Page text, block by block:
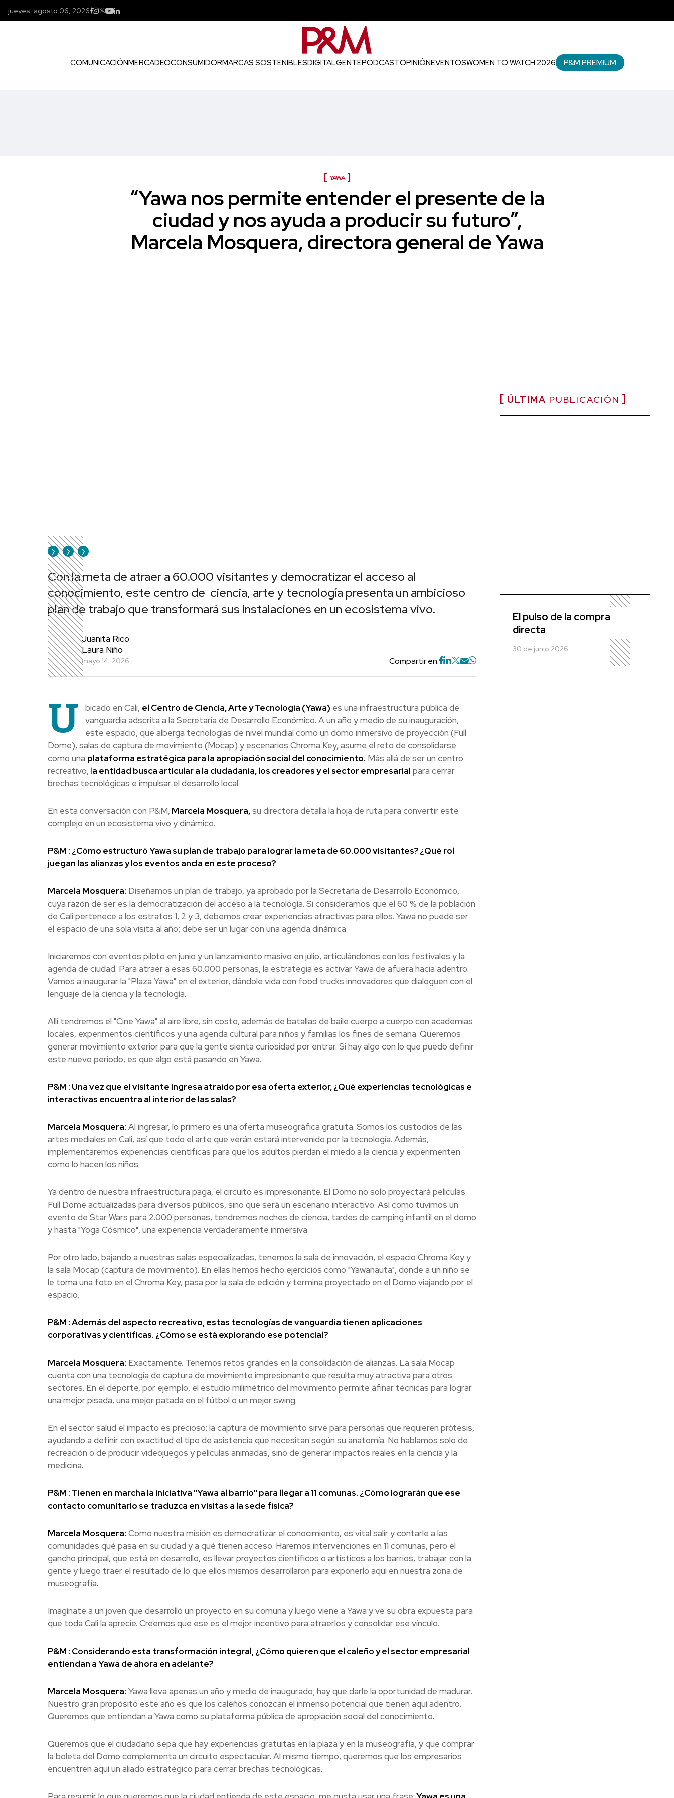
jueves, agosto 06, 2026
COMUNICACIÓNMERCADEOCONSUMIDORMARCAS SOSTENIBLESDIGITALGENTEPODCASTOPINIÓNEVENTOSWOMEN TO WATCH 2026 P&M PREMIUM
YAWA
“Yawa nos permite entender el presente de la
ciudad y nos ayuda a producir su futuro”,
Marcela Mosquera, directora general de Yawa
Con la meta de atraer a 60.000 visitantes y democratizar el acceso al
conocimiento, este centro de ciencia, arte y tecnología presenta un ambicioso
plan de trabajo que transformará sus instalaciones en un ecosistema vivo.
Juanita Rico
Laura Niño
mayo 14, 2026 Compartir en:
U bicado en Cali, el Centro de Ciencia, Arte y Tecnología (Yawa) es una infraestructura pública de
vanguardia adscrita a la Secretaría de Desarrollo Económico. A un año y medio de su inauguración,
este espacio, que alberga tecnologías de nivel mundial como un domo inmersivo de proyección (Full
Dome), salas de captura de movimiento (Mocap) y escenarios Chroma Key, asume el reto de consolidarse
como una plataforma estratégica para la apropiación social del conocimiento. Más allá de ser un centro
recreativo, la entidad busca articular a la ciudadanía, los creadores y el sector empresarial para cerrar
brechas tecnológicas e impulsar el desarrollo local.
En esta conversación con P&M, Marcela Mosquera,su directora detalla la hoja de ruta para convertir este
complejo en un ecosistema vivo y dinámico.
P&M : ¿Cómo estructuró Yawa su plan de trabajo para lograr la meta de 60.000 visitantes? ¿Qué rol
juegan las alianzas y los eventos ancla en este proceso?
Marcela Mosquera: Diseñamos un plan de trabajo, ya aprobado por la Secretaría de Desarrollo Económico,
cuya razón de ser es la democratización del acceso a la tecnología. Si consideramos que el 60 % de la población
de Cali pertenece a los estratos 1, 2 y 3, debemos crear experiencias atractivas para ellos. Yawa no puede ser
el espacio de una sola visita al año; debe ser un lugar con una agenda dinámica.
Iniciaremos con eventos piloto en junio y un lanzamiento masivo en julio, articulándonos con los festivales y la
agenda de ciudad. Para atraer a esas 60.000 personas, la estrategia es activar Yawa de afuera hacia adentro.
Vamos a inaugurar la "Plaza Yawa" en el exterior, dándole vida con food trucks innovadores que dialoguen con el
lenguaje de la ciencia y la tecnología.
Allí tendremos el "Cine Yawa" al aire libre, sin costo, además de batallas de baile cuerpo a cuerpo con academias
locales, experimentos científicos y una agenda cultural para niños y familias los fines de semana. Queremos
generar movimiento exterior para que la gente sienta curiosidad por entrar. Si hay algo con lo que puedo definir
este nuevo periodo, es que algo está pasando en Yawa.
P&M : Una vez que el visitante ingresa atraído por esa oferta exterior, ¿Qué experiencias tecnológicas e
interactivas encuentra al interior de las salas?
Marcela Mosquera: Al ingresar, lo primero es una oferta museográfica gratuita. Somos los custodios de las
artes mediales en Cali, así que todo el arte que verán estará intervenido por la tecnología. Además,
implementaremos experiencias científicas para que los adultos pierdan el miedo a la ciencia y experimenten
como lo hacen los niños.
Ya dentro de nuestra infraestructura paga, el circuito es impresionante. El Domo no solo proyectará películas
Full Dome actualizadas para diversos públicos, sino que será un escenario interactivo. Así como tuvimos un
evento de Star Wars para 2.000 personas, tendremos noches de ciencia, tardes de camping infantil en el domo
y hasta "Yoga Cósmico", una experiencia verdaderamente inmersiva.
Por otro lado, bajando a nuestras salas especializadas, tenemos la sala de innovación, el espacio Chroma Key y
la sala Mocap (captura de movimiento). En ellas hemos hecho ejercicios como "Yawanauta", donde a un niño se
le toma una foto en el Chroma Key, pasa por la sala de edición y termina proyectado en el Domo viajando por el
espacio.
P&M : Además del aspecto recreativo, estas tecnologías de vanguardia tienen aplicaciones
corporativas y científicas. ¿Cómo se está explorando ese potencial?
Marcela Mosquera: Exactamente. Tenemos retos grandes en la consolidación de alianzas. La sala Mocap
cuenta con una tecnología de captura de movimiento impresionante que resulta muy atractiva para otros
sectores. En el deporte, por ejemplo, el estudio milimétrico del movimiento permite afinar técnicas para lograr
una mejor pisada, una mejor patada en el fútbol o un mejor swing.
En el sector salud el impacto es precioso: la captura de movimiento sirve para personas que requieren prótesis,
ayudando a definir con exactitud el tipo de asistencia que necesitan según su anatomía. No hablamos solo de
recreación o de producir videojuegos y películas animadas, sino de generar impactos reales en la ciencia y la
medicina.
P&M : Tienen en marcha la iniciativa "Yawa al barrio" para llegar a 11 comunas. ¿Cómo lograrán que ese
contacto comunitario se traduzca en visitas a la sede física?
Marcela Mosquera: Como nuestra misión es democratizar el conocimiento, es vital salir y contarle a las
comunidades qué pasa en su ciudad y a qué tienen acceso. Haremos intervenciones en 11 comunas, pero el
gancho principal, que está en desarrollo, es llevar proyectos científicos o artísticos a los barrios, trabajar con la
gente y luego traer el resultado de lo que ellos mismos desarrollaron para exponerlo aquí en nuestra zona de
museografía.
Imagínate a un joven que desarrolló un proyecto en su comuna y luego viene a Yawa y ve su obra expuesta para
que toda Cali la aprecie. Creemos que ese es el mejor incentivo para atraerlos y consolidar ese vínculo.
P&M : Considerando esta transformación integral, ¿Cómo quieren que el caleño y el sector empresarial
entiendan a Yawa de ahora en adelante?
Marcela Mosquera: Yawa lleva apenas un año y medio de inaugurado; hay que darle la oportunidad de madurar.
Nuestro gran propósito este año es que los caleños conozcan el inmenso potencial que tienen aquí adentro.
Queremos que entiendan a Yawa como su plataforma pública de apropiación social del conocimiento.
Queremos que el ciudadano sepa que hay experiencias gratuitas en la plaza y en la museografía, y que comprar
la boleta del Domo complementa un circuito espectacular. Al mismo tiempo, queremos que los empresarios
encuentren aquí un aliado estratégico para cerrar brechas tecnológicas.
ÚLTIMA PUBLICACIÓN
El pulso de la compra
directa
30 de junio 2026